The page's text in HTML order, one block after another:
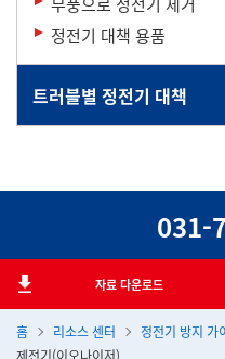
홈 리소스 센터 정전기 방지 가
제전기(이오나이저)
정전기 대책 용품
트러블별 정전기 대책
031-
자료 다운로드